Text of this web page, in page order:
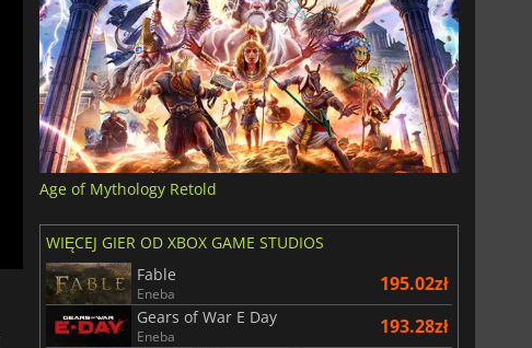
Age of Mythology Retold
WIĘCEJ GIER OD XBOX GAME STUDIOS
Fable
Eneba 195.02zł
Gears of War E Day
Eneba 193.28zł